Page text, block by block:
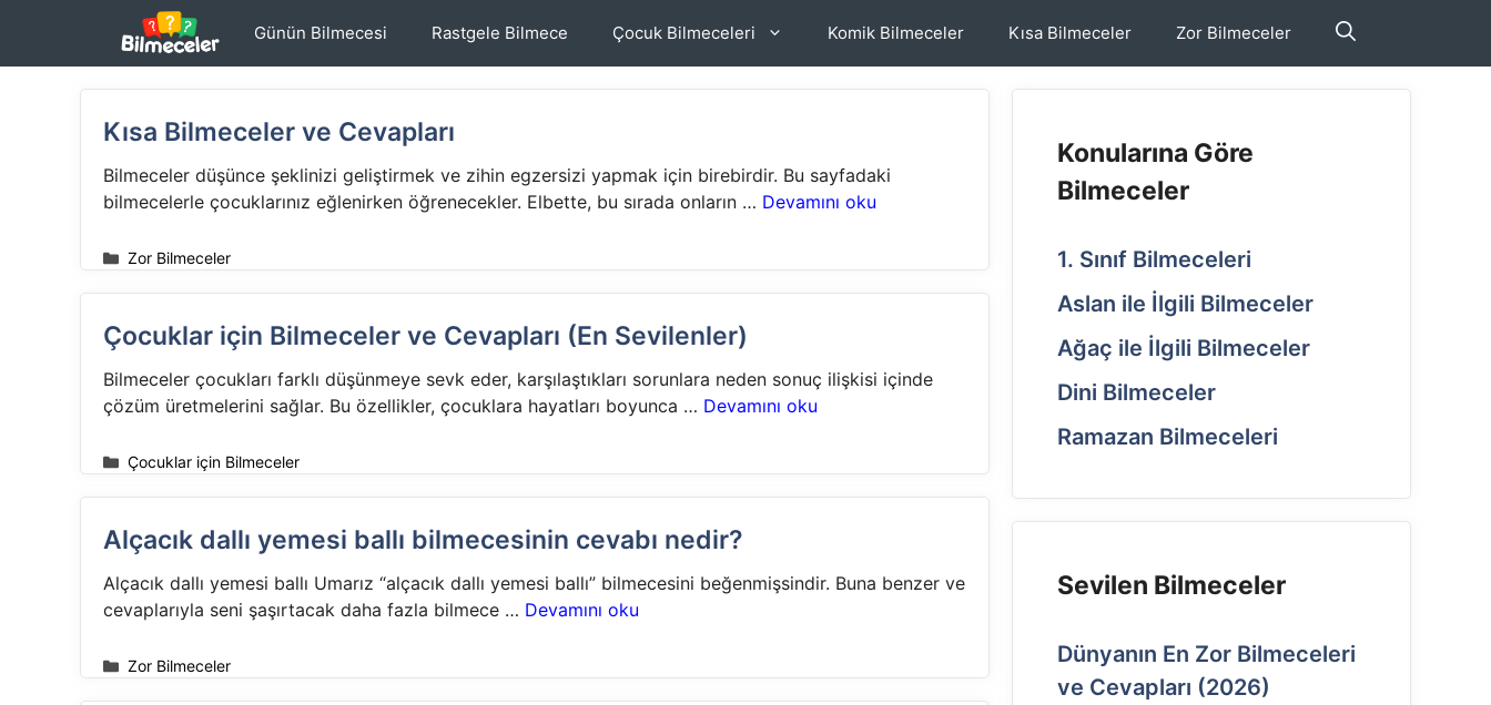
Günün Bilmecesi Rastgele Bilmece Çocuk Bilmeceleri Komik Bilmeceler Kısa Bilmeceler Zor Bilmeceler
Kısa Bilmeceler ve Cevapları
Bilmeceler düşünce şeklinizi geliştirmek ve zihin egzersizi yapmak için birebirdir. Bu sayfadaki
bilmecelerle çocuklarınız eğlenirken öğrenecekler. Elbette, bu sırada onların … Devamını oku
Kategoriler
Zor Bilmeceler
Çocuklar için Bilmeceler ve Cevapları (En Sevilenler)
Bilmeceler çocukları farklı düşünmeye sevk eder, karşılaştıkları sorunlara neden sonuç ilişkisi içinde
çözüm üretmelerini sağlar. Bu özellikler, çocuklara hayatları boyunca … Devamını oku
Kategoriler
Çocuklar için Bilmeceler
Alçacık dallı yemesi ballı bilmecesinin cevabı nedir?
Alçacık dallı yemesi ballı Umarız “alçacık dallı yemesi ballı” bilmecesini beğenmişsindir. Buna benzer ve
cevaplarıyla seni şaşırtacak daha fazla bilmece … Devamını oku
Kategoriler
Zor Bilmeceler
Konularına Göre
Bilmeceler
1. Sınıf Bilmeceleri
Aslan ile İlgili Bilmeceler
Ağaç ile İlgili Bilmeceler
Dini Bilmeceler
Ramazan Bilmeceleri
Sevilen Bilmeceler
Dünyanın En Zor Bilmeceleri
ve Cevapları (2026)